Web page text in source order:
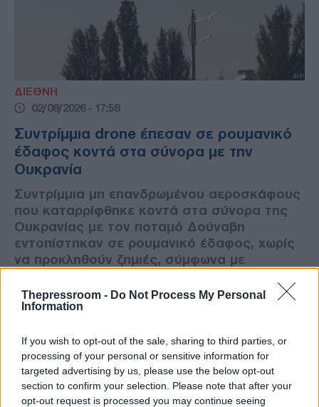
Thepressroom - Do Not Process My Personal
Information
If you wish to opt-out of the sale, sharing to third parties, or
processing of your personal or sensitive information for
targeted advertising by us, please use the below opt-out
section to confirm your selection. Please note that after your
opt-out request is processed you may continue seeing
ΔΙΕΘΝΗ
02/08/2026 - 17:58
Συντρίμμια drone έπεσαν σε ρουμανικό
έδαφος κοντά στα σύνορα με την
Ουκρανία
Συντρίμμια μη επανδρωμένου αεροσκάφους
που καταρρίφθηκε κοντά στα σύνορα της
Ουκρανίας με τον ποταμό Δούναβη
εντοπίστηκαν σε ρουμανικό έδαφος, χωρίς
να προκληθούν ζημιές, σύμφωνα με
Ρουμανίας.